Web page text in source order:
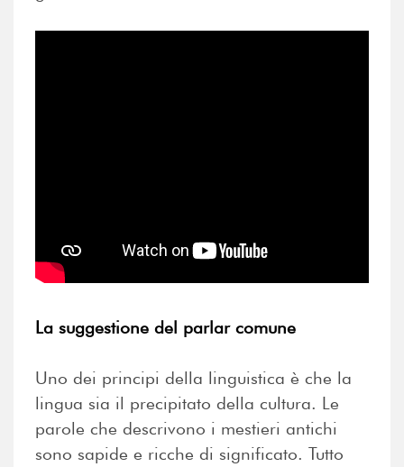
La suggestione del parlar comune
Uno dei principi della linguistica è che la
lingua sia il precipitato della cultura. Le
parole che descrivono i mestieri antichi
sono sapide e ricche di significato. Tutto